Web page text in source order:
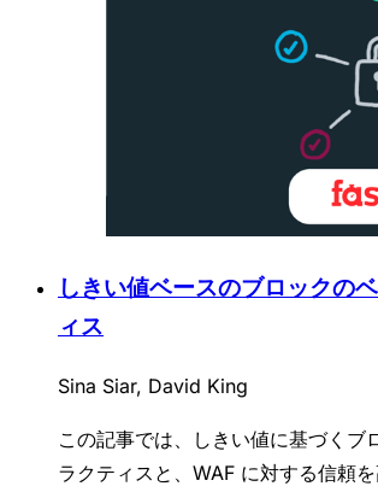
しきい値ベースのブロックの
ィス
Sina Siar, David King
この記事では、しきい値に基づくブ
ラクティスと、WAF に対する信頼